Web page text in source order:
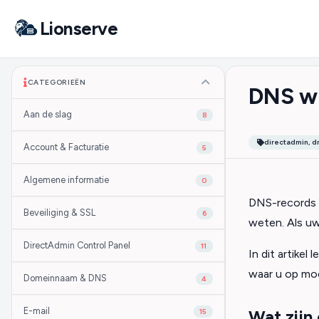
Lionserve
CATEGORIEËN
Aan de slag 8
Account & Facturatie 5
Algemene informatie 0
Beveiliging & SSL 6
DirectAdmin Control Panel 11
Domeinnaam & DNS 4
E-mail 15
DNS
directadmin,
DNS-records
weten. Als
In dit artikel
waar u op